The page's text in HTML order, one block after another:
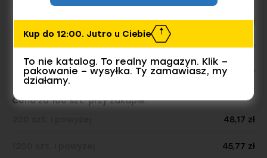
Waga opakowania: 5.10 kg
Liczba sztuk w opakowaniu: 200
Dostępnych sztuk w magazynie 2800
Cena za 100 szt. przy zakupie:
48,17 zł
45,77 zł
Kup do 12:00. Jutro u Ciebie
To nie katalog. To realny magazyn. Klik –
pakowanie – wysyłka. Ty zamawiasz, my
działamy.